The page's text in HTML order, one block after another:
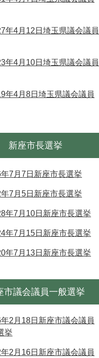
年4月12日埼玉県議会議員
年4月10日埼玉県議会議員
年4月8日埼玉県議会議員
新座市長選挙
7月7日新座市長選挙
7月5日新座市長選挙
年7月10日新座市長選挙
年7月15日新座市長選挙
年7月13日新座市長選挙
市議会議員一般選挙
2月18日新座市議会議員
挙
2月16日新座市議会議員